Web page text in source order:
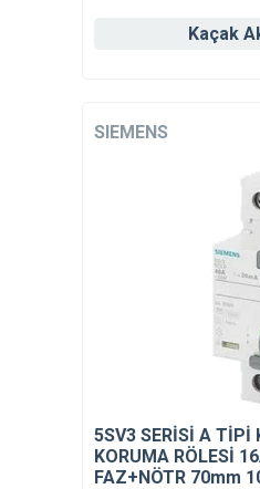
Kaçak
SIEMENS
5SV3 SERİSİ A TİPİ
KORUMA RÖLESİ
FAZ+NÖTR 70mm